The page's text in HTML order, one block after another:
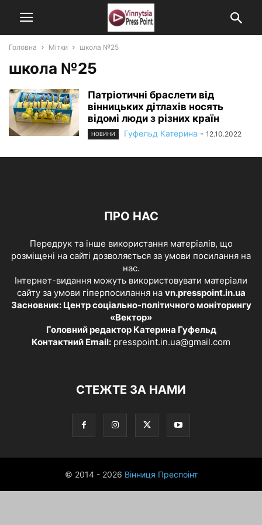
Головна Мітки школа №25
школа №25
Патріотичні браслети від
вінницьких дітлахів носять
відомі люди з різних країн
НОВИНИ Гуфельд Катерина - 12.10.2022
ПРО НАС
Передрук та інше використання матеріалів, що
розміщені на сайті дозволяється за умови посилання на
нас.
Інтернет-видання можуть використовувати матеріали
сайту за умови гіперпосилання на vn.presspoint.in.ua
Засновник: Центр соціально-політичного моніторингу
«Вектор»
Головний редактор Катерина Гуфельд
Контактний Email: presspoint.in.ua@gmail.com
СТЕЖТЕ ЗА НАМИ
© 2014 - 2026 Вінниця Преспоінт